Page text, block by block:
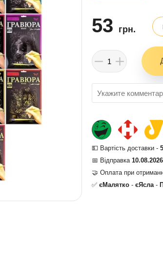
53 грн.
💵 Вартість доставки -
📅 Відправка 10.08.2026
🤝 Оплата при
✅ єМалятко - єЯсла-